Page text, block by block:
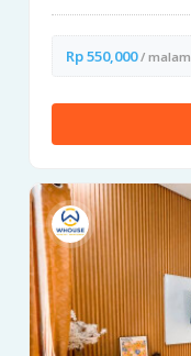
Rp 550,000/ malam